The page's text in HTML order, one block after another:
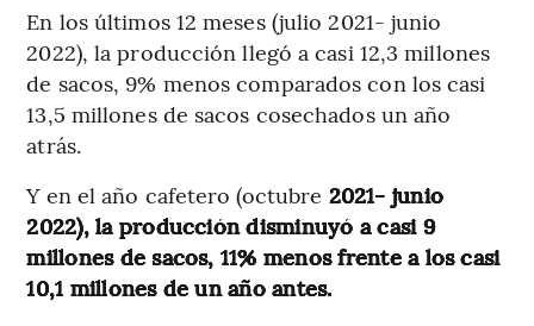
En los últimos 12 meses (julio 2021- junio
2022), la producción llegó a casi 12,3 millones
de sacos, 9% menos comparados con los casi
13,5 millones de sacos cosechados un año
atrás.
Y en el año cafetero (octubre 2021- junio
2022), la producción disminuyó a casi 9
millones de sacos, 11% menos frente a los casi
10,1 millones de un año antes.